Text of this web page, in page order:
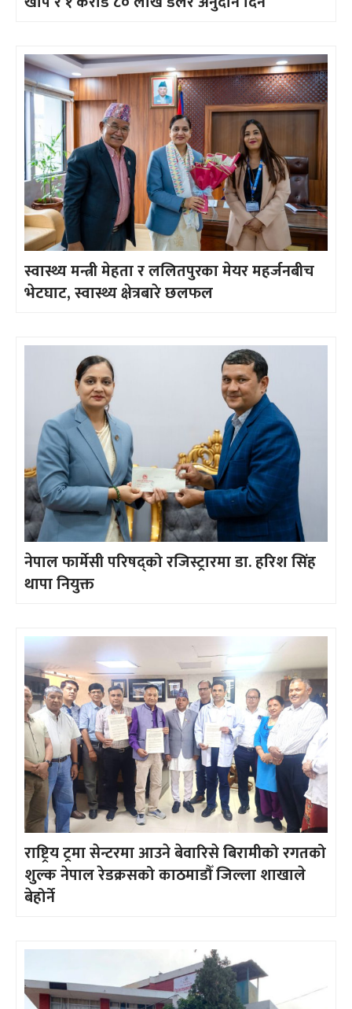
स्वास्थ्य मन्त्री मेहता र ललितपुरका मेयर महर्जनबीच
भेटघाट, स्वास्थ्य क्षेत्रबारे छलफल
नेपाल फार्मेसी परिषद्को रजिस्ट्रारमा डा. हरिश सिंह
थापा नियुक्त
राष्ट्रिय ट्रमा सेन्टरमा आउने बेवारिसे बिरामीको रगतको
शुल्क नेपाल रेडक्रसको काठमाडौँ जिल्ला शाखाले
बेहोर्ने